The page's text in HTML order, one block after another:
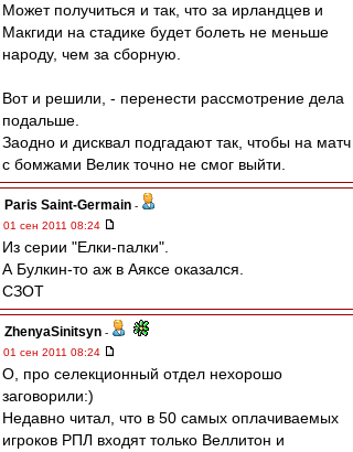
Может получиться и так, что за ирландцев и
Макгиди на стадике будет болеть не меньше
народу, чем за сборную.
Вот и решили, - перенести рассмотрение дела
подальше.
Заодно и дисквал подгадают так, чтобы на матч
с бомжами Велик точно не смог выйти.
Paris Saint-Germain -
01 сен 2011 08:24
Из серии "Елки-палки".
А Булкин-то аж в Аяксе оказался.
СЗОТ
ZhenyaSinitsyn -
01 сен 2011 08:24
О, про селекционный отдел нехорошо
заговорили:)
Недавно читал, что в 50 самых оплачиваемых
игроков РПЛ входят только Веллитон и